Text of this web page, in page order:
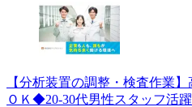
【分析装置の調整・検査作業
ＯＫ◆20-30代男性スタッフ活